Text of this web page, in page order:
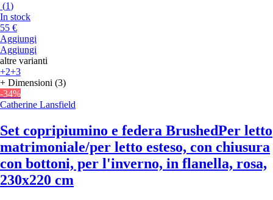
(1)
In stock
55 €
Aggiungi
Aggiungi
altre varianti
+2+3
+ Dimensioni (3)
-34%
Catherine Lansfield
Set copripiumino e federa BrushedPer letto
matrimoniale/per letto esteso, con chiusura
con bottoni, per l'inverno, in flanella, rosa,
230x220 cm